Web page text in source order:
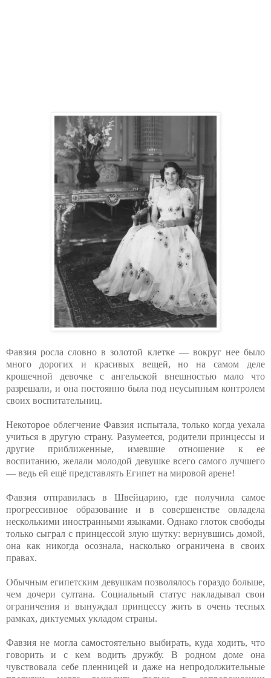
Фавзия росла словно в золотой клетке — вокруг нее было
много дорогих и красивых вещей, но на самом деле
крошечной девочке с ангельской внешностью мало что
разрешали, и она постоянно была под неусыпным контролем
своих воспитательниц.
Некоторое облегчение Фавзия испытала, только когда уехала
учиться в другую страну. Разумеется, родители принцессы и
другие приближенные, имевшие отношение к ее
воспитанию, желали молодой девушке всего самого лучшего
— ведь ей ещё представлять Египет на мировой арене!
Фавзия отправилась в Швейцарию, где получила самое
прогрессивное образование и в совершенстве овладела
несколькими иностранными языками. Однако глоток свободы
только сыграл с принцессой злую шутку: вернувшись домой,
она как никогда осознала, насколько ограничена в своих
правах.
Обычным египетским девушкам позволялось гораздо больше,
чем дочери султана. Социальный статус накладывал свои
ограничения и вынуждал принцессу жить в очень тесных
рамках, диктуемых укладом страны.
Фавзия не могла самостоятельно выбирать, куда ходить, что
говорить и с кем водить дружбу. В родном доме она
чувствовала себе пленницей и даже на непродолжительные